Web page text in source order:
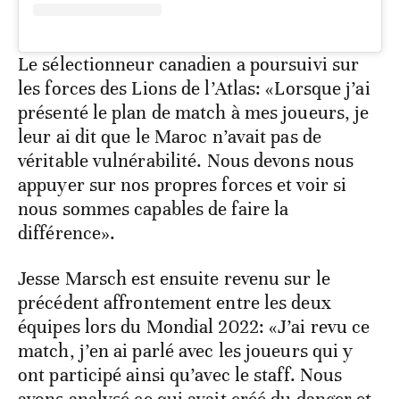
Le sélectionneur canadien a poursuivi sur
les forces des Lions de l’Atlas: «Lorsque j’ai
présenté le plan de match à mes joueurs, je
leur ai dit que le Maroc n’avait pas de
véritable vulnérabilité. Nous devons nous
appuyer sur nos propres forces et voir si
nous sommes capables de faire la
différence».
Jesse Marsch est ensuite revenu sur le
précédent affrontement entre les deux
équipes lors du Mondial 2022: «J’ai revu ce
match, j’en ai parlé avec les joueurs qui y
ont participé ainsi qu’avec le staff. Nous